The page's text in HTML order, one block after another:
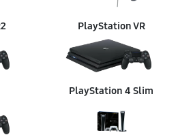
PlayStation VR
PlayStation 4 Slim